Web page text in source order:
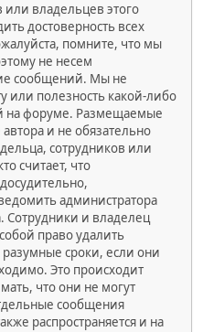
или владельцев этого
достоверность всех
помните, что мы
не несем
сообщений. Мы не
или полезность какой-либо
на форуме. Размещаемые
и не обязательно
сотрудников или
считает, что
администратора
Сотрудники и владелец
право удалить
сроки, если они
Это происходит
что они не могут
сообщения
распространяется и на